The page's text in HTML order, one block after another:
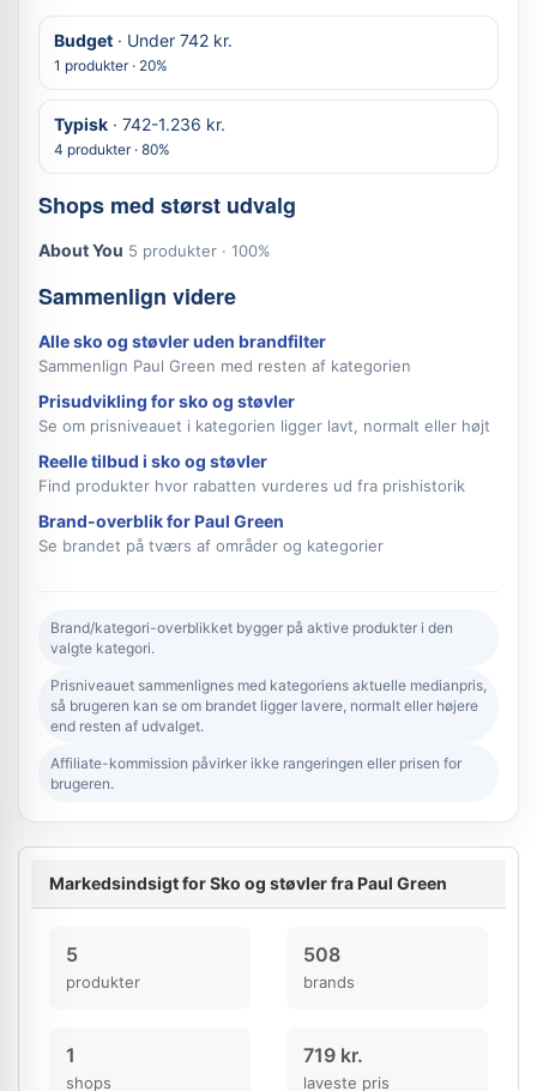
Budget · Under 742 kr.
1 produkter · 20%
Typisk · 742-1.236 kr.
4 produkter · 80%
Shops med størst udvalg
About You 5 produkter · 100%
Sammenlign videre
Alle sko og støvler uden brandfilter
Sammenlign Paul Green med resten af kategorien
Prisudvikling for sko og støvler
Se om prisniveauet i kategorien ligger lavt, normalt eller højt
Reelle tilbud i sko og støvler
Find produkter hvor rabatten vurderes ud fra prishistorik
Brand-overblik for Paul Green
Se brandet på tværs af områder og kategorier
Brand/kategori-overblikket bygger på aktive produkter i den
valgte kategori.
Prisniveauet sammenlignes med kategoriens aktuelle medianpris,
så brugeren kan se om brandet ligger lavere, normalt eller højere
end resten af udvalget.
Affiliate-kommission påvirker ikke rangeringen eller prisen for
brugeren.
Markedsindsigt for Sko og støvler fra Paul Green
5
produkter
508
brands
1
shops
719 kr.
laveste pris